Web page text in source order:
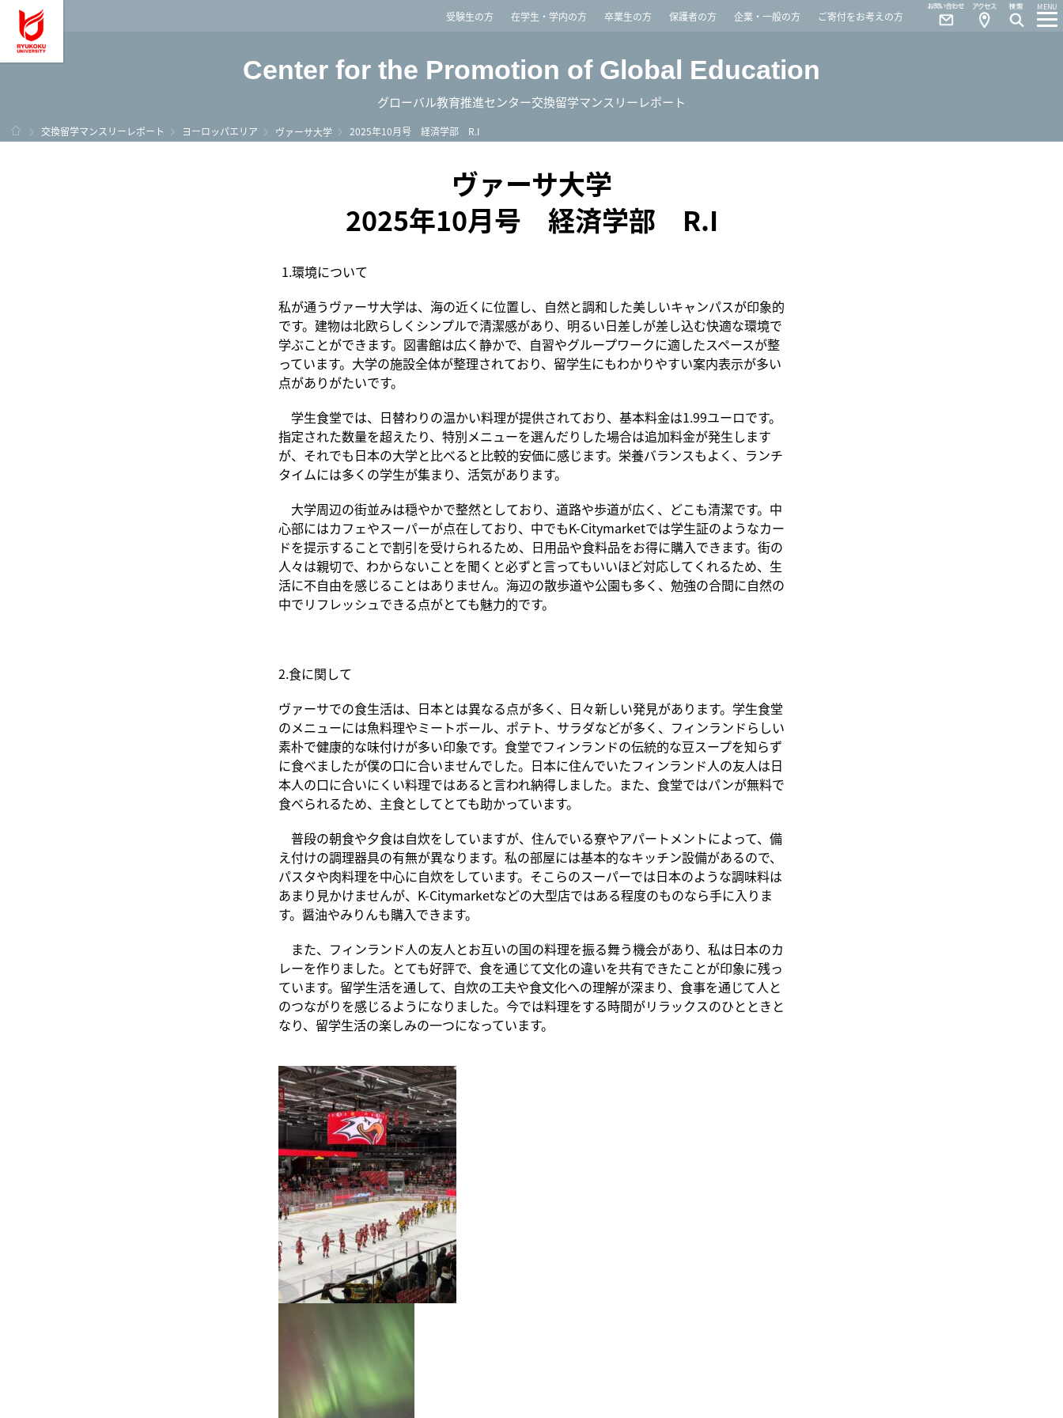
龍谷大学 You, Unlimited受験生の方 在学生・学内の方 卒業生の方 保護者の方 企業・一般の方 ご寄付をお考えの方
MENU
Access
Contact
Center for the Promotion of Global Education
グローバル教育推進センター交換留学マンスリーレポート
ホーム
交換留学マンスリーレポート ヨーロッパエリア ヴァーサ大学 2025年10月号 経済学部 R.I
ヴァーサ大学
2025年10月号 経済学部 R.I
1.環境について
私が通うヴァーサ大学は、海の近くに位置し、自然と調和した美しいキャンパスが印象的
です。建物は北欧らしくシンプルで清潔感があり、明るい日差しが差し込む快適な環境で
学ぶことができます。図書館は広く静かで、自習やグループワークに適したスペースが整
っています。大学の施設全体が整理されており、留学生にもわかりやすい案内表示が多い
点がありがたいです。
学生食堂では、日替わりの温かい料理が提供されており、基本料金は1.99ユーロです。
指定された数量を超えたり、特別メニューを選んだりした場合は追加料金が発生します
が、それでも日本の大学と比べると比較的安価に感じます。栄養バランスもよく、ランチ
タイムには多くの学生が集まり、活気があります。
大学周辺の街並みは穏やかで整然としており、道路や歩道が広く、どこも清潔です。中
心部にはカフェやスーパーが点在しており、中でもK-Citymarketでは学生証のようなカー
ドを提示することで割引を受けられるため、日用品や食料品をお得に購入できます。街の
人々は親切で、わからないことを聞くと必ずと言ってもいいほど対応してくれるため、生
活に不自由を感じることはありません。海辺の散歩道や公園も多く、勉強の合間に自然の
中でリフレッシュできる点がとても魅力的です。
2.食に関して
ヴァーサでの食生活は、日本とは異なる点が多く、日々新しい発見があります。学生食堂
のメニューには魚料理やミートボール、ポテト、サラダなどが多く、フィンランドらしい
素朴で健康的な味付けが多い印象です。食堂でフィンランドの伝統的な豆スープを知らず
に食べましたが僕の口に合いませんでした。日本に住んでいたフィンランド人の友人は日
本人の口に合いにくい料理ではあると言われ納得しました。 また、食堂ではパンが無料で
食べられるため、主食としてとても助かっています。
普段の朝食や夕食は自炊をしていますが、住んでいる寮やアパートメントによって、備
え付けの調理器具の有無が異なります。私の部屋には基本的なキッチン設備があるので、
パスタや肉料理を中心に自炊をしています。そこらのスーパーでは日本のような調味料は
あまり見かけませんが、K-Citymarketなどの大型店ではある程度のものなら手に入りま
す。醤油やみりんも購入できます。
また、フィンランド人の友人とお互いの国の料理を振る舞う機会があり、私は日本のカ
レーを作りました。とても好評で、食を通じて文化の違いを共有できたことが印象に残っ
ています。留学生活を通して、自炊の工夫や食文化への理解が深まり、食事を通じて人と
のつながりを感じるようになりました。今では料理をする時間がリラックスのひとときと
なり、留学生活の楽しみの一つになっています。